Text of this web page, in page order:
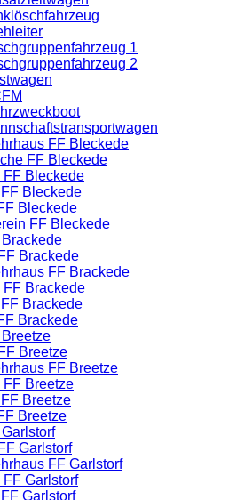
1
2
FF Bleckede
FF Bleckede
FF Bleckede
Bleckede
Bleckede
FF Bleckede
Brackede
FF Brackede
FF Brackede
Brackede
Brackede
Breetze
FF Breetze
FF Breetze
Breetze
Breetze
Garlstorf
FF Garlstorf
FF Garlstorf
Garlstorf